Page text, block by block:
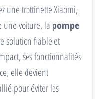
une trottinette Xiaomi,
une voiture, la pompe
solution fiable et
ses fonctionnalités
elle devient
pour éviter les